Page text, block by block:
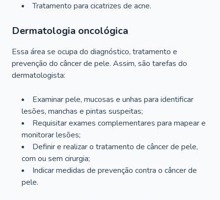
Tratamento para cicatrizes de acne.
Dermatologia oncológica
Essa área se ocupa do diagnóstico, tratamento e
prevenção do câncer de pele. Assim, são tarefas do
dermatologista:
Examinar pele, mucosas e unhas para identificar
lesões, manchas e pintas suspeitas;
Requisitar exames complementares para mapear e
monitorar lesões;
Definir e realizar o tratamento de câncer de pele,
com ou sem cirurgia;
Indicar medidas de prevenção contra o câncer de
pele.